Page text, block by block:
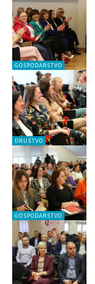
GOSPODARSTVO
DRUŠTVO
GOSPODARSTVO